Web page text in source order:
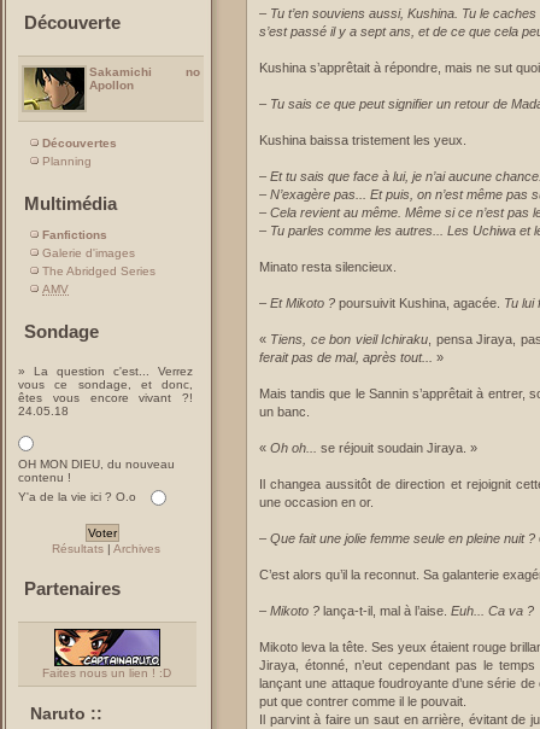
Découverte
Sakamichi no
Apollon
Découvertes
Planning
Multimédia
Fanfictions
Galerie d'images
The Abridged Series
AMV
Sondage
» La question c'est... Verrez
vous ce sondage, et donc,
êtes vous encore vivant ?!
24.05.18
OH MON DIEU, du nouveau
contenu !
Y'a de la vie ici ? O.o
Résultats| Archives
Partenaires
Faites nous un lien ! :D
Naruto ::
– Tu t’en souviens aussi, Kushina. Tu le
s’est passé il y a sept ans, et de ce que cela
Kushina s’apprêtait à répondre, mais ne sut
– Tu sais ce que peut signifier un retour de
Kushina baissa tristement les yeux.
– Et tu sais que face à lui, je n’ai aucune
– N’exagère pas... Et puis, on n’est même
– Cela revient au même. Même si ce n’est pas
– Tu parles comme les autres... Les Uchiwa et
Minato resta silencieux.
– Et Mikoto ? poursuivit Kushina, agacée. Tu lui
« Tiens, ce bon vieil Ichiraku , pensa Jiraya,
ferait pas de mal, après tout...
»
Mais tandis que le Sannin s’apprêtait à entrer,
un banc.
« Oh oh... se réjouit soudain Jiraya. »
Il changea aussitôt de direction et rejoignit
une occasion en or.
– Que fait une jolie femme seule en pleine nuit ?
C’est alors qu’il la reconnut. Sa galanterie
– Mikoto ? lança-t-il, mal à l’aise. Euh... Ca va ?
Mikoto leva la tête. Ses yeux étaient rouge
Jiraya, étonné, n’eut cependant pas le
lançant une attaque foudroyante d’une série
put que contrer comme il le pouvait.
Il parvint à faire un saut en arrière, évitant de